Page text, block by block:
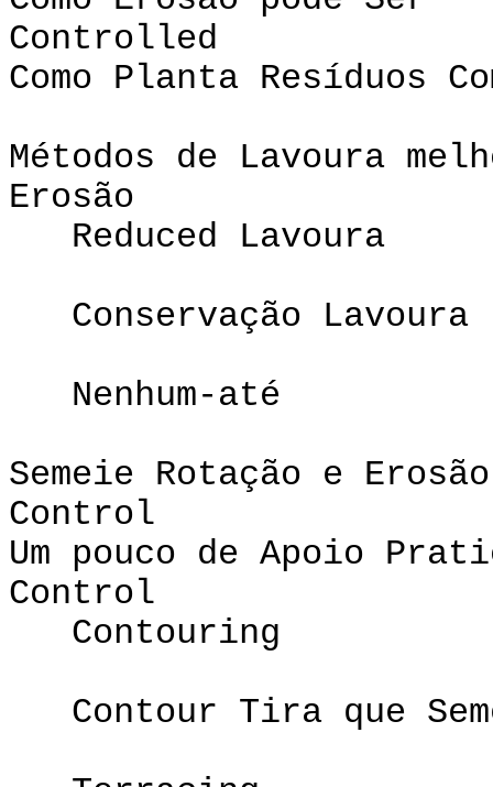
Como Planta Resíduos
Métodos de Lavoura
Erosão
Reduced Lavoura
Conservação Lavoura
Nenhum-até
Semeie Rotação e Erosão
Um pouco de Apoio
Contouring
Contour Tira que